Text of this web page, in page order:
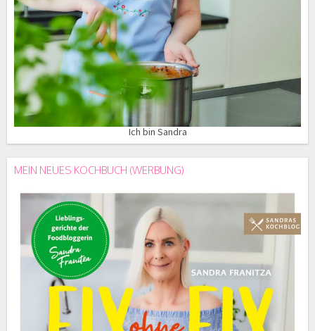
Ich bin Sandra
MEIN NEUES KOCHBUCH (WERBUNG)